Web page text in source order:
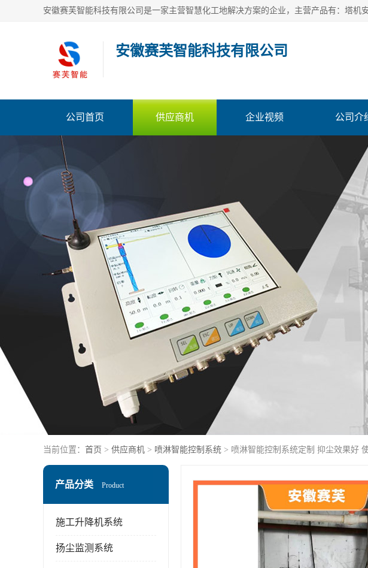
安徽赛芙智能科技有限公司
公司首页 供应商机 企业视频 公司介
当前位置： 首页 > 供应商机 > 喷淋智能控制系统 > 喷淋智能控制系统定制 抑尘效果好
产品分类 Product
施工升降机系统
扬尘监测系统